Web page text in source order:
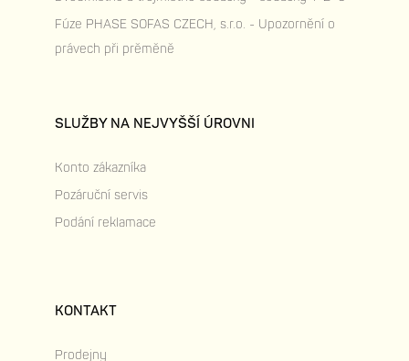
Fúze PHASE SOFAS CZECH, s.r.o. - Upozornění o
právech při prěměně
SLUŽBY NA NEJVYŠŠÍ ÚROVNI
Konto zákazníka
Pozáruční servis
Podání reklamace
KONTAKT
Prodejny